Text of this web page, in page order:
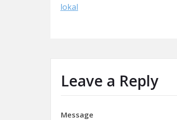
lokal
Leave a Reply
Message